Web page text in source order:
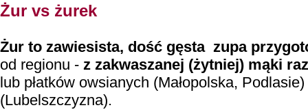
Żur vs żurek
Żur to zawiesista, dość gęsta zupa
od regionu - z zakwaszanej (żytniej) mąki
lub płatków owsianych (Małopolska,
(Lubelszczyzna).